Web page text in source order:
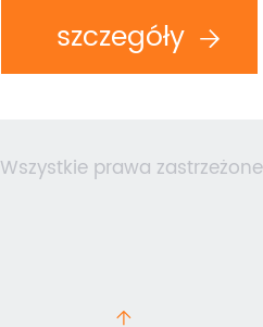
szczegóły
Wszystkie prawa